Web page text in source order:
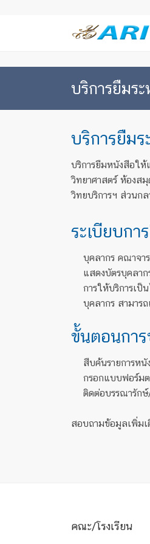
บริการยืมร
บริการยืม
บริการยืมหนังสือใ
วิทยาศาสตร์ ห้องส
วิทยบริการฯ ส่วนก
ระเบียบกา
บุคลากร คณาจา
แสดงบัตรบุคลา
การให้บริการเป็
บุคลากร สามาร
ขั้นตอนกา
สืบค้นรายการหนั
กรอกแบบฟอร์ม
ติดต่อบรรณารัก
สอบถามข้อมูลเพิ่ม
คณะ/โรงเรียน